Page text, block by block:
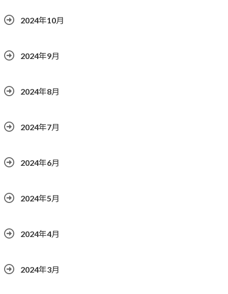
2024年10月
2024年9月
2024年8月
2024年7月
2024年6月
2024年5月
2024年4月
2024年3月